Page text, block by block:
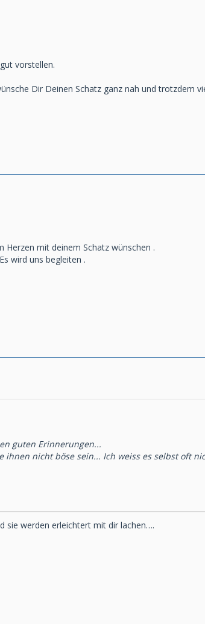
vorstellen.
Dir Deinen Schatz ganz nah und trotzdem
Herzen mit deinem Schatz wünschen .
wird uns begleiten .
guten Erinnerungen...
nicht böse sein... Ich weiss es selbst oft
sie werden erleichtert mit dir lachen….